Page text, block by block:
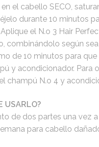
el cabello SECO,
durante 10 minutos
Aplique el N.o 3 Hair
combinándolo según
de 10 minutos para
y acondicionador. Para
champú N.o 4 y
USARLO?
de dos partes una vez
para cabello